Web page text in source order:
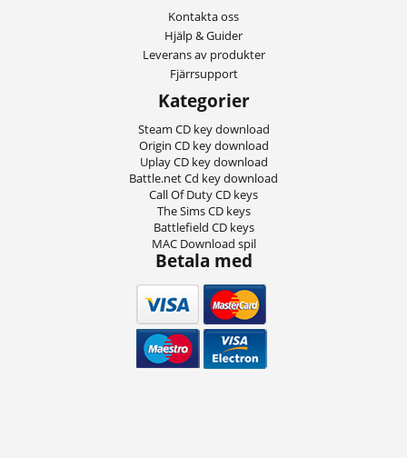
Kontakta oss
Hjälp & Guider
Leverans av produkter
Fjärrsupport
Kategorier
Steam CD key download
Origin CD key download
Uplay CD key download
Battle.net Cd key download
Call Of Duty CD keys
The Sims CD keys
Battlefield CD keys
MAC Download spil
Betala med